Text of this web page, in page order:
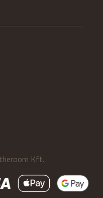
Kft.